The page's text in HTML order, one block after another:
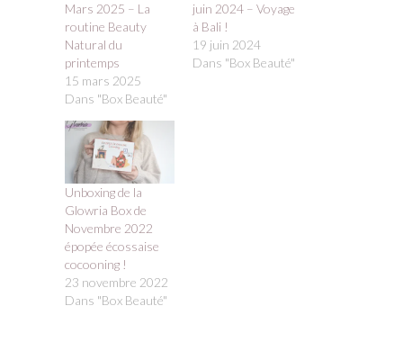
Mars 2025 – La
routine Beauty
Natural du
printemps
15 mars 2025
Dans "Box Beauté"
juin 2024 – Voyage
à Bali !
19 juin 2024
Dans "Box Beauté"
Unboxing de la
Glowria Box de
Novembre 2022
épopée écossaise
cocooning !
23 novembre 2022
Dans "Box Beauté"